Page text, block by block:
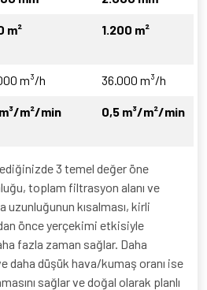
m² 1.200 m²
m³/h 36.000 m³/h
m²/min 0,5 m³/m²/min
3 temel değer öne
toplam filtrasyon alanı ve
uzunluğunun kısalması, kirli
önce yerçekimi etkisiyle
fazla zaman sağlar. Daha
daha düşük hava/kumaş oranı ise
sağlar ve doğal olarak planlı